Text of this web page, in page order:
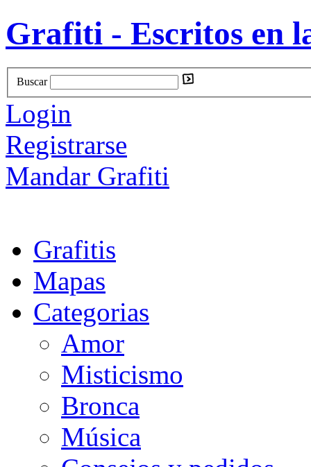
Grafiti - Escritos en
Buscar
Login
Registrarse
Mandar Grafiti
Grafitis
Mapas
Categorias
Amor
Misticismo
Bronca
Música